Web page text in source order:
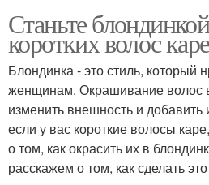
Станьте
коротких волос каре
Блондинка - это стиль, который
женщинам. Окрашивание волос
изменить внешность и
если у вас короткие волосы
о том, как окрасить их в
расскажем о том, как сделать